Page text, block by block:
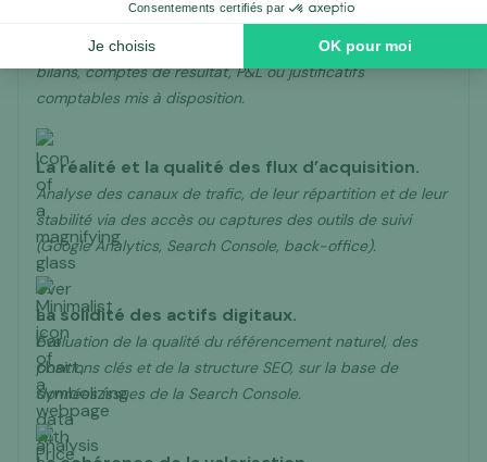
Les performances financières déclarées.
Chiffre d’affaires, charges et EBE analysés à partir des
bilans, comptes de résultat, P&L ou justificatifs
comptables mis à disposition.
La réalité et la qualité des flux d’acquisition.
Analyse des canaux de trafic, de leur répartition et de leur
stabilité via des accès ou captures des outils de suivi
(Google Analytics, Search Console, back-office).
La solidité des actifs digitaux.
Évaluation de la qualité du référencement naturel, des
positions clés et de la structure SEO, sur la base de
données issues de la Search Console.